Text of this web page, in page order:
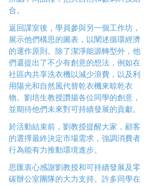
合。
返回課室後，學員參與另一個工作坊，
展示他們構思的圖表，以闡述循環經濟
的運作原則。除了潔淨能源轉型外，他
們還提出了不少有創意的想法，例如在
社區內共享洗衣機以減少浪費，以及利
用陽光和自然風代替乾衣機來晾乾衣
物。劉培生教授讚揚各位同學的創意，
並期待他們未來對可持續發展的貢獻。
於活動結束前，劉教授提醒大家，顧客
的選擇最終決定市場需求，強調消費者
行為能有力推動環境進步。
思匯衷心感謝劉教授和可持續發展及零
碳辦公室團隊的大力支持。許多同學在